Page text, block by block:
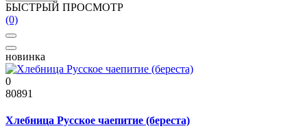
БЫСТРЫЙ ПРОСМОТР
(0)
новинка
0
80891
Хлебница Русское чаепитие (береста)